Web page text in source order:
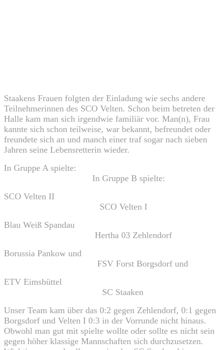
Staakens Frauen folgten der Einladung wie sechs andere
Teilnehmerinnen des SCO Velten. Schon beim betreten der
Halle kam man sich irgendwie familiär vor. Man(n), Frau
kannte sich schon teilweise, war bekannt, befreundet oder
freundete sich an und manch einer traf sogar nach sieben
Jahren seine Lebensretterin wieder.
In Gruppe A spielte:
In Gruppe B spielte:
SCO Velten II
SCO Velten I
Blau Weiß Spandau
Hertha 03 Zehlendorf
Borussia Pankow und
FSV Forst Borgsdorf und
ETV Eimsbüttel
SC Staaken
Unser Team kam über das 0:2 gegen Zehlendorf, 0:1 gegen
Borgsdorf und Velten I 0:3 in der Vorrunde nicht hinaus.
Obwohl man gut mit spielte wollte oder sollte es nicht sein
gegen höher klassige Mannschaften sich durchzusetzen.